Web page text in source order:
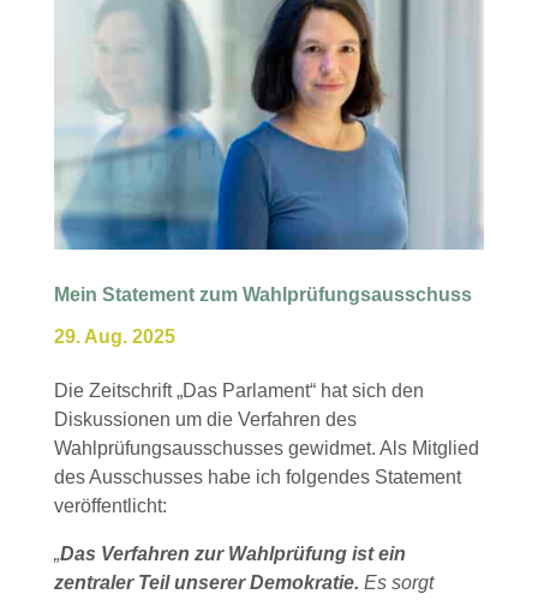
Mein Statement zum Wahlprüfungsausschuss
29. Aug. 2025
Die Zeitschrift „Das Parlament“ hat sich den
Diskussionen um die Verfahren des
Wahlprüfungsausschusses gewidmet. Als Mitglied
des Ausschusses habe ich folgendes Statement
veröffentlicht:
„Das Verfahren zur Wahlprüfung ist ein
zentraler Teil unserer Demokratie. Es sorgt